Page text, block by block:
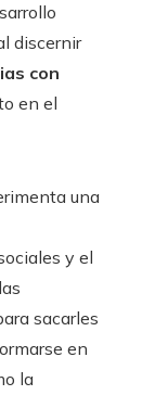
discernir
con
en el
una
y el
sacarles
en
la